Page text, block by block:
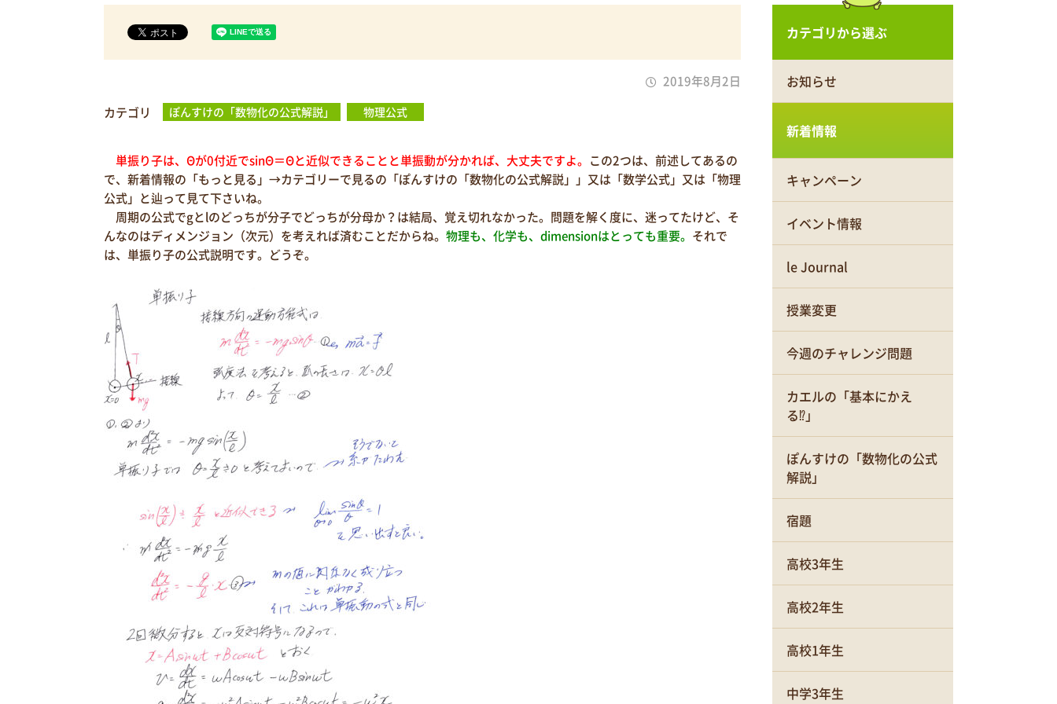
2019年8月2日
カテゴリ
ぽんすけの「数物化の公式解説」 物理公式
単振り子は、Θが0付近でsinΘ＝Θと近似できることと単振動が分かれば、大丈夫ですよ。 この2つは、前述してあるの
で、新着情報の「もっと見る」→カテゴリーで見るの「ぽんすけの「数物化の公式解説」」又は「数学公式」又は「物理
公式」と辿って見て下さいね。
周期の公式でgとlのどっちが分子でどっちが分母か？は結局、覚え切れなかった。問題を解く度に、迷ってたけど、そ
んなのはディメンジョン（次元）を考えれば済むことだからね。 物理も、化学も、dimensionはとっても重要。 それで
は、単振り子の公式説明です。どうぞ。
カテゴリから選ぶ
お知らせ
新着情報
キャンペーン
イベント情報
le Journal
授業変更
今週のチャレンジ問題
カエルの「基本にかえ
る⁉」
ぽんすけの「数物化の公式
解説」
宿題
高校3年生
高校2年生
高校1年生
中学3年生